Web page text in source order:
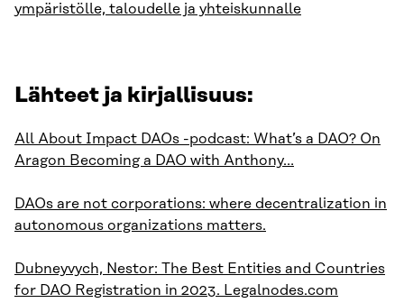
ympäristölle, taloudelle ja yhteiskunnalle
Lähteet ja kirjallisuus:
All About Impact DAOs -podcast: What’s a DAO? On
Aragon Becoming a DAO with Anthony…
DAOs are not corporations: where decentralization in
autonomous organizations matters.
Dubneyvych, Nestor: The Best Entities and Countries
for DAO Registration in 2023. Legalnodes.com